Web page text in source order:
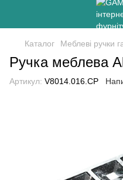
Каталог Меблеві ручки
Ручка меблева
Артикул: V8014.016.СP